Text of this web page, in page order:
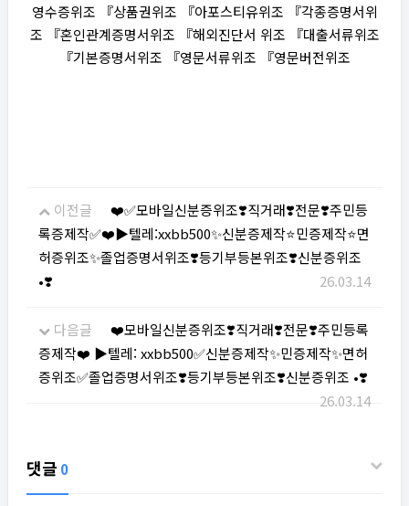
영수증위조 『상품권위조 『아포스티유위조 『각종증명서위
조 『혼인관계증명서위조 『해외진단서 위조 『대출서류위조
『기본증명서위조 『영문서류위조 『영문버전위조
이전글
❤️✅모바일신분증위조❣️직거래❣️전문❣️주민등
록증제작✅❤️▶텔레:xxbb500✨신분증제작⭐민증제작⭐면
허증위조✨졸업증명서위조❣️등기부등본위조❣️신분증위조
•❣️
26.03.14
다음글
❤️모바일신분증위조❣️직거래❣️전문❣️주민등록
증제작❤️ ▶텔레: xxbb500✅신분증제작✨민증제작✨면허
증위조✅졸업증명서위조❣️등기부등본위조❣️신분증위조 •❣️
26.03.14
댓글 0